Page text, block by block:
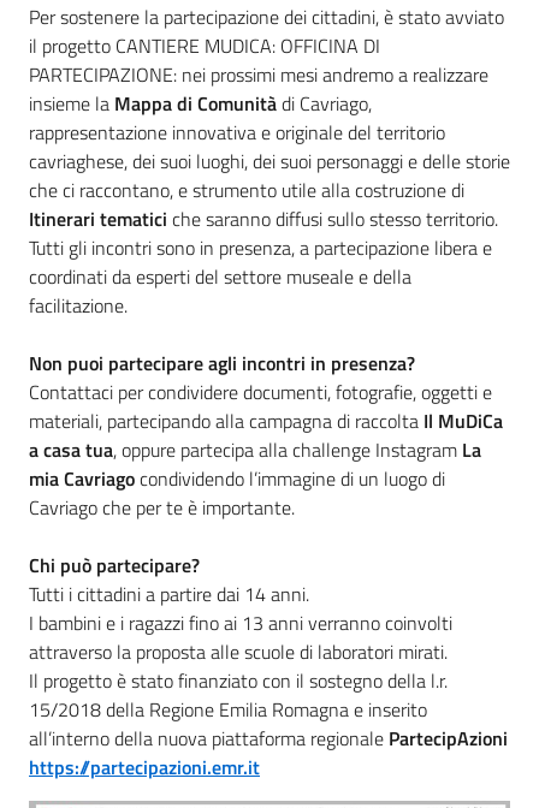
Per sostenere la partecipazione dei cittadini, è stato avviato
il progetto CANTIERE MUDICA: OFFICINA DI
PARTECIPAZIONE: nei prossimi mesi andremo a realizzare
insieme la Mappa di Comunitàdi Cavriago,
rappresentazione innovativa e originale del territorio
cavriaghese, dei suoi luoghi, dei suoi personaggi e delle storie
che ci raccontano, e strumento utile alla costruzione di
Itinerari tematici che saranno diffusi sullo stesso territorio.
Tutti gli incontri sono in presenza, a partecipazione libera e
coordinati da esperti del settore museale e della
facilitazione.
Non puoi partecipare agli incontri in presenza?
Contattaci per condividere documenti, fotografie, oggetti e
materiali, partecipando alla campagna di raccolta Il MuDiCa
a casa tua, oppure partecipa alla challenge Instagram La
mia Cavriagocondividendo l’immagine di un luogo di
Cavriago che per te è importante.
Chi può partecipare?
Tutti i cittadini a partire dai 14 anni.
I bambini e i ragazzi fino ai 13 anni verranno coinvolti
attraverso la proposta alle scuole di laboratori mirati.
Il progetto è stato finanziato con il sostegno della l.r.
15/2018 della Regione Emilia Romagna e inserito
all’interno della nuova piattaforma regionale PartecipAzioni
https://partecipazioni.emr.it